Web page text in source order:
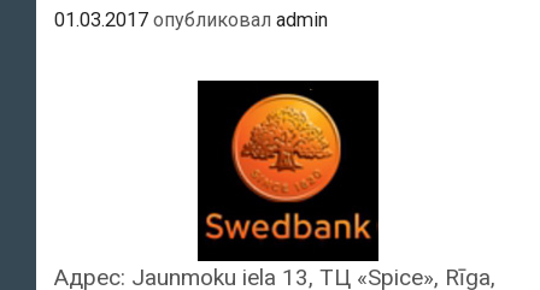
01.03.2017 опубликовал admin
Адрес: Jaunmoku iela 13, ТЦ «Spice», Rīga,